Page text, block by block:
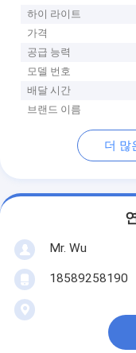
하이 라이트
가격
공급 능력
모델 번호
배달 시간
브랜드 이름
더 많
Mr. Wu
18589258190